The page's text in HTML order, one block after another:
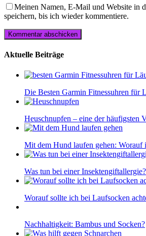
Meinen Namen, E-Mail und Website in
speichern, bis ich wieder kommentiere.
Aktuelle Beiträge
Die Besten Garmin Fitnessuhren für
Heuschnupfen – eine der häufigsten
Mit dem Hund laufen gehen: Worauf
Was tun bei einer Insektengiftallergie?
Worauf sollte ich bei Laufsocken
Nachhaltigkeit: Bambus und Socken?